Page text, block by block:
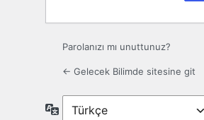
Parolanızı mı unuttunuz?
← Gelecek Bilimde sitesine git
Dil